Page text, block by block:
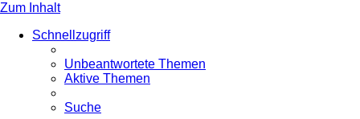
Zum Inhalt
Schnellzugriff
Unbeantwortete Themen
Aktive Themen
Suche